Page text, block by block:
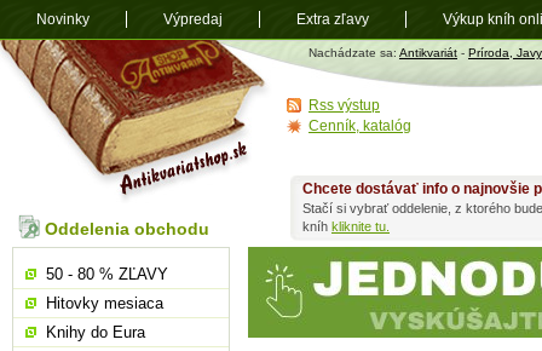
Antikvariát
shop.sk
Nachádzate sa: Antikvariát - Príroda, Javy
Chcete dostávať info o najnovšie
Stačí si vybrať oddelenie, z ktorého
kníh kliknite tu.
Oddelenia obchodu
50 - 80 % ZĽAVY
Hitovky mesiaca
Knihy do Eura
Rss výstup
Cenník, katalóg
Novinky Výpredaj Extra zľavy Výkup kníh